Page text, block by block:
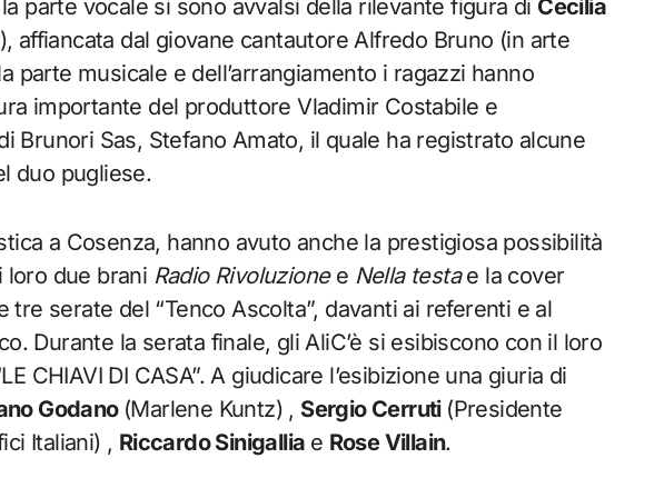
parte vocale si sono avvalsi della rilevante figura di Cecilia
affiancata dal giovane cantautore Alfredo Bruno (in arte
parte musicale e dell’arrangiamento i ragazzi hanno
importante del produttore Vladimir Costabile e
Brunori Sas, Stefano Amato, il quale ha registrato alcune
duo pugliese.
a Cosenza, hanno avuto anche la prestigiosa possibilità
loro due brani Radio Rivoluzionee Nella testae la cover
tre serate del “Tenco Ascolta”, davanti ai referenti e al
Durante la serata finale, gli AliC’è si esibiscono con il loro
CHIAVI DI CASA”. A giudicare l’esibizione una giuria di
Godano (Marlene Kuntz) , Sergio Cerruti (Presidente
Italiani) , Riccardo Sinigallia e Rose Villain.